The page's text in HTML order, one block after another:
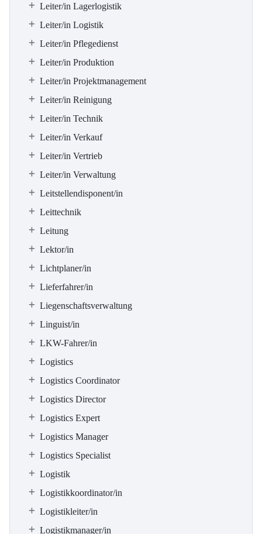
Leiter/in Lagerlogistik
Leiter/in Logistik
Leiter/in Pflegedienst
Leiter/in Produktion
Leiter/in Projektmanagement
Leiter/in Reinigung
Leiter/in Technik
Leiter/in Verkauf
Leiter/in Vertrieb
Leiter/in Verwaltung
Leitstellendisponent/in
Leittechnik
Leitung
Lektor/in
Lichtplaner/in
Lieferfahrer/in
Liegenschaftsverwaltung
Linguist/in
LKW-Fahrer/in
Logistics
Logistics Coordinator
Logistics Director
Logistics Expert
Logistics Manager
Logistics Specialist
Logistik
Logistikkoordinator/in
Logistikleiter/in
Logistikmanager/in